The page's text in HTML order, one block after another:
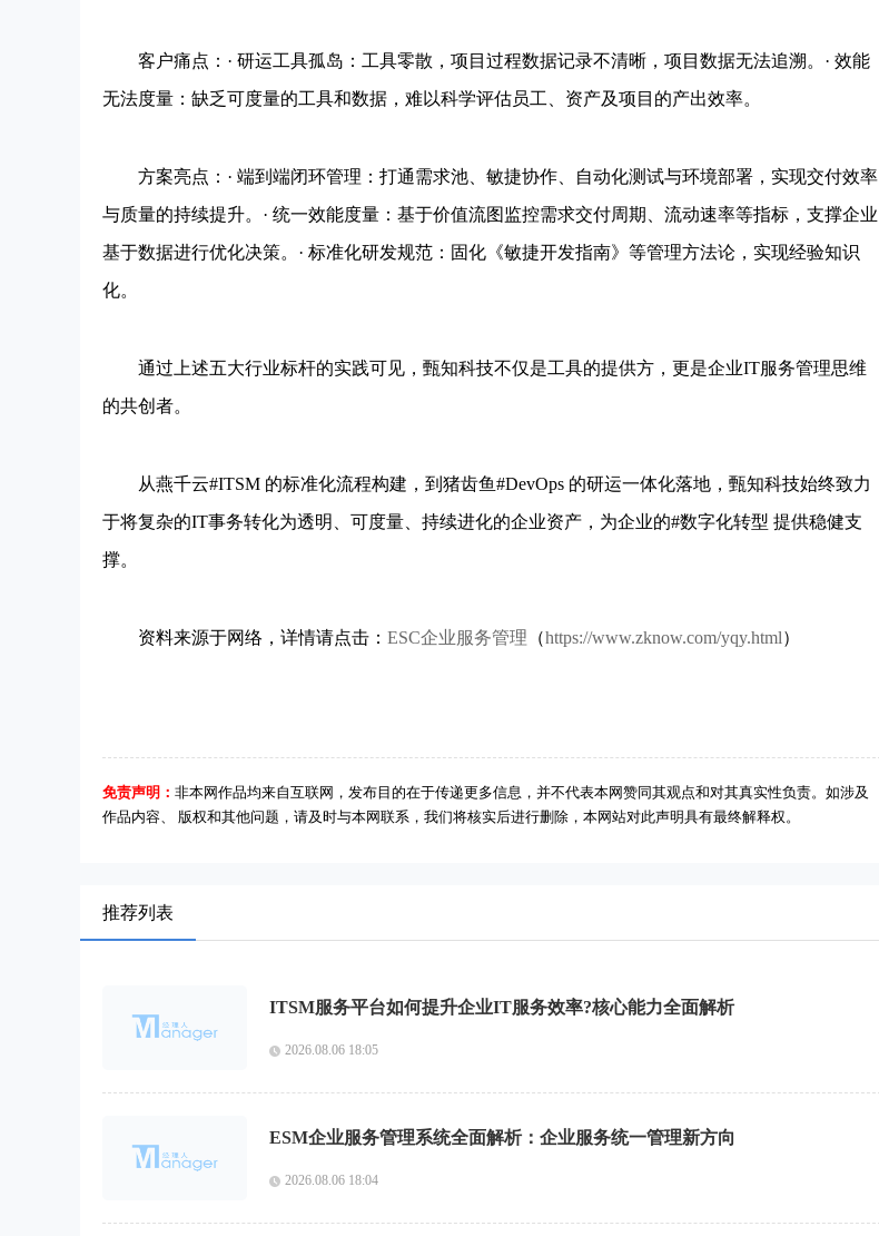
客户痛点：· 研运工具孤岛：工具零散，项目过程数据记录不清晰，项目数据无法追溯。· 效能
无法度量：缺乏可度量的工具和数据，难以科学评估员工、资产及项目的产出效率。
方案亮点：· 端到端闭环管理：打通需求池、敏捷协作、自动化测试与环境部署，实现交付效率
与质量的持续提升。· 统一效能度量：基于价值流图监控需求交付周期、流动速率等指标，支撑企业
基于数据进行优化决策。· 标准化研发规范：固化《敏捷开发指南》等管理方法论，实现经验知识
化。
通过上述五大行业标杆的实践可见，甄知科技不仅是工具的提供方，更是企业IT服务管理思维
的共创者。
从燕千云#ITSM 的标准化流程构建，到猪齿鱼#DevOps 的研运一体化落地，甄知科技始终致力
于将复杂的IT事务转化为透明、可度量、持续进化的企业资产，为企业的#数字化转型 提供稳健支
撑。
资料来源于网络，详情请点击： ESC企业服务管理 （https://www.zknow.com/yqy.html）
免责声明： 非本网作品均来自互联网，发布目的在于传递更多信息，并不代表本网赞同其观点和对其真实性负责。如涉及
作品内容、 版权和其他问题，请及时与本网联系，我们将核实后进行删除，本网站对此声明具有最终解释权。
推荐列表
ITSM服务平台如何提升企业IT服务效率?核心能力全面解析
2026.08.06 18:05
ESM企业服务管理系统全面解析：企业服务统一管理新方向
2026.08.06 18:04